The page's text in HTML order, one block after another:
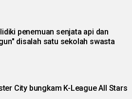
penemuan senjata api dan
disalah satu sekolah swasta
City bungkam K-League All Stars